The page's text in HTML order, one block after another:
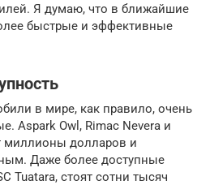
Я думаю, что в ближайшие
быстрые и эффективные
в мире, как правило, очень
Aspark Owl, Rimac Nevera и
миллионы долларов и
Даже более доступные
Tuatara, стоят сотни тысяч